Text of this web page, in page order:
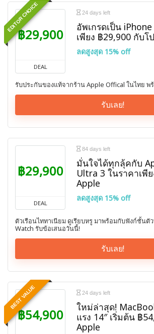
EDITOR CHOICE
฿29,900
DEAL
24 days left
อัพเกรดเป็น
เพียง ฿29,900 กับโ
ลดสูงสุด 15% off
รับประกันของแท้จากร้าน Apple Offical ในไทย พ
รับเลย!
฿29,900
DEAL
84 days left
มั่นใจได้ทุกลุ้คกับ
Ultra 3 ในราคาเพี
Apple
ลดสูงสุด 15% off
ตัวเรือนไททาเนียม ดูเรียบหรู มาพร้อมกับฟังก์ชั้นตั
Watch รับข้อเสนอวันนี้!
รับเลย!
BEST VALUE
฿54,900
24 days left
ใหม่ล่าสุด!
แรง 14″ เริ่มต้น ฿
Apple